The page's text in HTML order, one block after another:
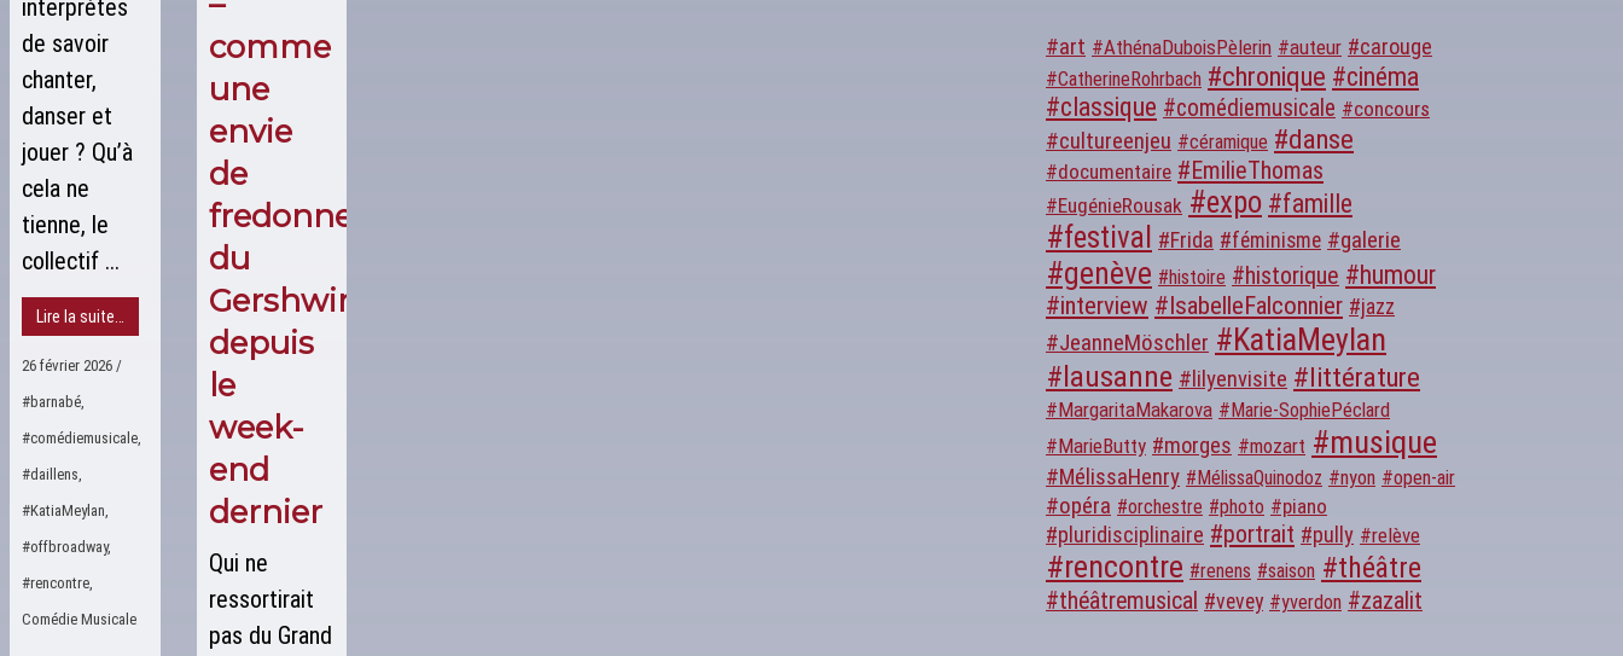
interprètes
de savoir
chanter,
danser et
jouer ? Qu’à
cela ne
tienne, le
collectif ...
Lire la suite…
26 février 2026 /
#barnabé,
#comédiemusicale,
#daillens,
#KatiaMeylan,
#offbroadway,
#rencontre,
Comédie Musicale
comme
une
envie
de
fredonner
du
Gershwin
depuis
le
week-
end
dernier
Qui ne
ressortirait
pas du Grand
#art #AthénaDuboisPèlerin #auteur #carouge
#CatherineRohrbach #chronique #cinéma
#classique #comédiemusicale #concours
#cultureenjeu #céramique #danse
#documentaire #EmilieThomas
#EugénieRousak #expo #famille
#festival #Frida #féminisme #galerie
#genève #histoire #historique #humour
#interview #IsabelleFalconnier #jazz
#JeanneMöschler #KatiaMeylan
#lausanne #lilyenvisite #littérature
#MargaritaMakarova #Marie-SophiePéclard
#MarieButty #morges #mozart #musique
#MélissaHenry #MélissaQuinodoz #nyon #open-air
#opéra #orchestre #photo #piano
#pluridisciplinaire #portrait #pully #relève
#rencontre #renens #saison #théâtre
#théâtremusical #vevey #yverdon #zazalit